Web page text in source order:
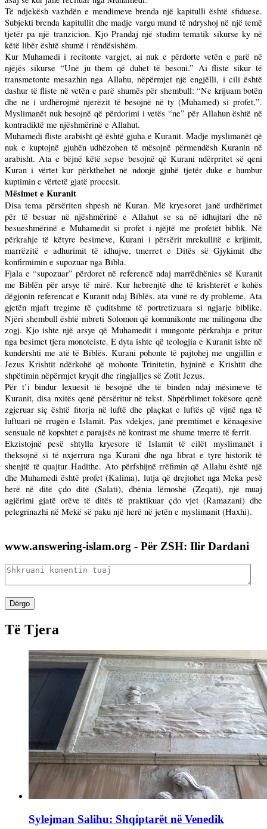
Të ndjekësh vazhdën e mendimeve brenda një kapitulli është sfiduese.
Subjekti brenda kapitullit dhe madje vargu mund të ndryshoj në një temë
tjetër pa një tranzicion. Kjo Prandaj një studim tematik sikurse ky në
këtë libër është shumë i rëndësishëm.
Kur Muhamedi i recitonte vargjet, ai nuk e përdorte vetën e parë në
njëjës sikurse “Unë ju them që duhet të besoni.” Ai fliste sikur të
transmetonte mesazhin nga Allahu, nëpërmjet një engjëlli, i cili është
dashur të fliste në vetën e parë shumës për shembull: “Ne krijuam botën
dhe ne i urdhërojmë njerëzit të besojnë në ty (Muhamed) si profet,”.
Myslimanët nuk besojnë që përdorimi i vetës “ne” për Allahun është në
kontradiktë me njëshmërinë e Allahut.
Muhamedi fliste arabisht që është gjuha e Kuranit. Madje myslimanët që
nuk e kuptojnë gjuhën udhëzohen të mësojnë përmendësh Kuranin në
arabisht. Ata e bëjnë këtë sepse besojnë që Kurani ndërpritet së qeni
Kuran i vërtet kur përkthehet në ndonjë gjuhë tjetër duke e humbur
kuptimin e vërtetë gjatë procesit.
Mësimet e Kuranit
Disa tema përsëriten shpesh në Kuran. Më kryesoret janë urdhërimet
për të besuar në njëshmërinë e Allahut se sa në idhujtari dhe në
besueshmërinë e Muhamedit si profet i njëjtë me profetët biblik. Në
përkrahje të këtyre besimeve, Kurani i përsërit mrekullitë e krijimit,
marrëzitë e adhurimit të idhujve, tmerret e Ditës së Gjykimit dhe
konfirmimin e supozuar nga Bibla.
Fjala e “supozuar” përdoret në referencë ndaj marrëdhënies së Kuranit
me Biblën për arsye të mirë. Kur hebrenjtë dhe të krishterët e kohës
dëgjonin referencat e Kuranit ndaj Biblës, ata vunë re dy probleme. Ata
gjetën mjaft tregime të çuditshme të portretizuara si ngjarje biblike.
Njëri shembull është mbreti Solomon që komunikonte me milingona dhe
zogj. Kjo ishte një arsye që Muhamedit i mungonte përkrahja e pritur
nga besimet tjera monoteiste. E dyta ishte që teologjia e Kuranit ishte në
kundërshti me atë të Biblës. Kurani pohonte të pajtohej me ungjillin e
Jezus Krishtit ndërkohë që mohonte Trinitetin, hyjninë e Krishtit dhe
shpëtimin nëpërmjet kryqit dhe ringjalljes së Zotit Jezus.
Për t’i bindur lexuesit të besojnë dhe të binden ndaj mësimeve të
Kuranit, disa nxitës qenë përsëritur në tekst. Shpërblimet tokësore qenë
zgjeruar siç është fitorja në luftë dhe plaçkat e luftës që vijnë nga të
luftuari në rrugën e Islamit. Pas vdekjes, janë premtimet e kënaqësive
sensuale në kopshtet e parajsës në kontrast me shume tmerre të ferrit.
Ekzistojnë pesë shtylla kryesore të Islamit të cilët myslimanët i
theksojnë si të nxjerrura nga Kurani dhe nga librat e tyre historik të
shenjtë të quajtur Hadithe. Ato përfshijnë rrëfimin që Allahu është një
dhe Muhamedi është profet (Kalima), lutja që drejtohet nga Meka pesë
herë në ditë çdo ditë (Salati), dhënia lëmoshë (Zeqati), një muaj
agjërimi gjatë orëve të ditës të praktikuar çdo vjet (Ramazani) dhe
pelegrinazhi në Mekë së paku një herë në jetën e myslimanit (Haxhi).
www.answering-islam.org - Për ZSH: Ilir Dardani
Dërgo
Të Tjera
Sylejman Salihu: Shqiptarët në Venedik